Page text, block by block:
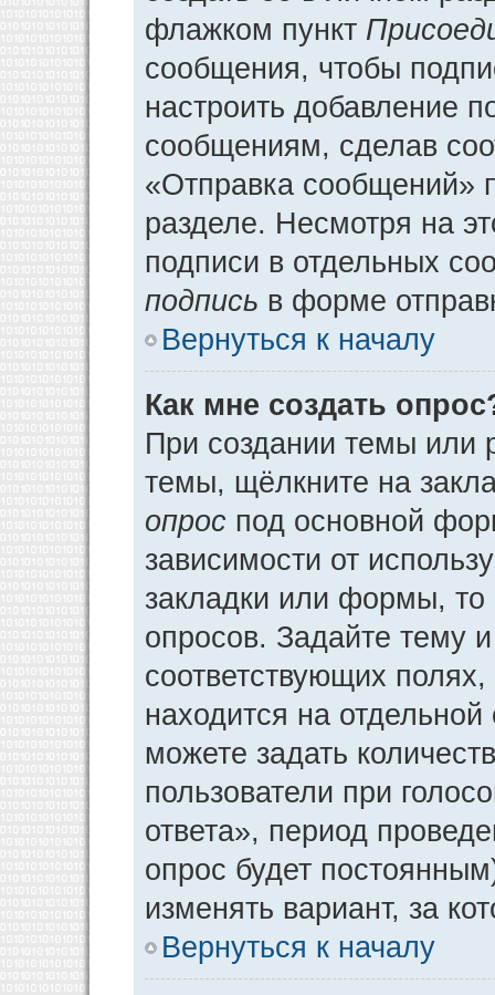
флажком пункт
сообщения, чтобы
настроить добавление
сообщениям, сделав
«Отправка сообщений»
разделе. Несмотря на
подписи в отдельных
подпись в форме
Вернуться к началу
Как мне создать
При создании темы или
темы, щёлкните на
опрос под основной
зависимости от
закладки или формы, то
опросов. Задайте тему
соответствующих
находится на
можете задать
пользователи при
ответа», период
опрос будет
изменять вариант, за
Вернуться к началу